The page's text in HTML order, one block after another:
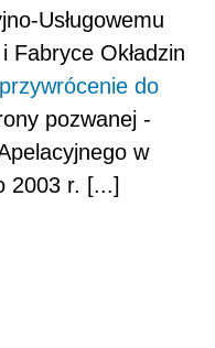
Usługowemu
Fabryce Okładzin
przywrócenie do
pozwanej -
w
2003 r. [...]